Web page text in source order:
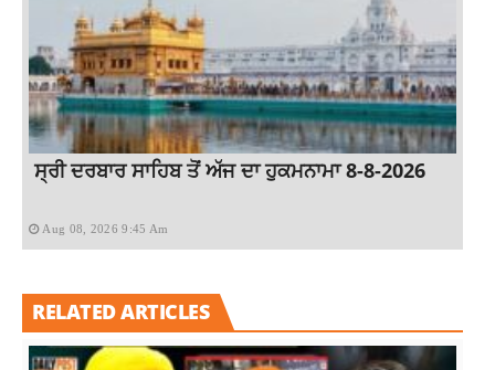
ਸ੍ਰੀ ਦਰਬਾਰ ਸਾਹਿਬ ਤੋਂ ਅੱਜ ਦਾ ਹੁਕਮਨਾਮਾ 8-8-2026
Aug 08, 2026 9:45 Am
RELATED ARTICLES